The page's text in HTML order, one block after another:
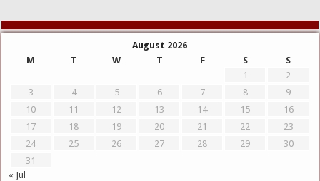
August 2026
M
T W T F S
S
1
2
3
4 5 6 7 8
9
10
11 12 13 14 15
16
17
18 19 20 21 22
23
24
25 26 27 28 29
30
31
« Jul